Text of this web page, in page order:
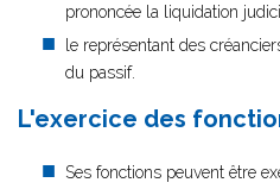
prononcée la liquidation
le représentant des
du passif.
L'exercice des
Ses fonctions peuvent être